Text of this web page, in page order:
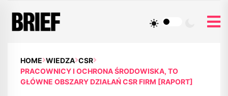
HOME WIEDZA CSR
PRACOWNICY I OCHRONA ŚRODOWISKA, TO
GŁÓWNE OBSZARY DZIAŁAŃ CSR FIRM [RAPORT]